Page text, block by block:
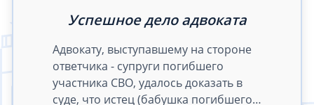
Успешное дело адвоката
Адвокату, выступавшему на стороне
ответчика - супруги погибшего
участника СВО, удалось доказать в
суде, что истец (бабушка погибшего)